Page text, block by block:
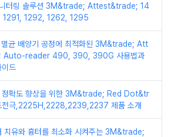
니터링 솔루션 3M&trade; Attest&trade; 14
1291, 1292, 1262, 1295
멸균 배양기 공정에 최적화된 3M&trade; Att
Auto-reader 490, 390, 390G 사용법과
이드
정확도 향상을 위한 3M&trade; Red Dot&tr
전극,2225H,2228,2239,2237 제품 소개
치유와 흉터를 최소화 시켜주는 3M&trade;